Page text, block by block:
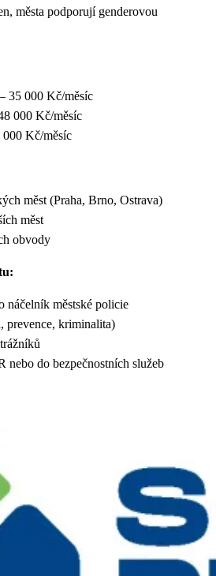
města podporují genderovou
35 000 Kč/měsíc
000 Kč/měsíc
Kč/měsíc
měst (Praha, Brno, Ostrava)
měst
obvody
náčelník městské policie
prevence, kriminalita)
nebo do bezpečnostních služeb